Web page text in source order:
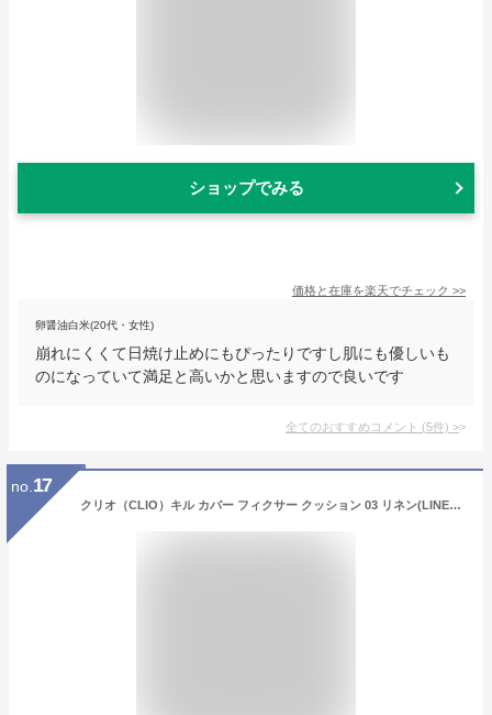
ショップでみる
価格と在庫を楽天でチェック >>
卵醤油白米(20代・女性)
崩れにくくて日焼け止めにもぴったりですし肌にも優しいも
のになっていて満足と高いかと思いますので良いです
全てのおすすめコメント (5件) >
no. 17
クリオ（CLIO）キル カバー フィクサー クッション 03 リネン(LINEN) 15g